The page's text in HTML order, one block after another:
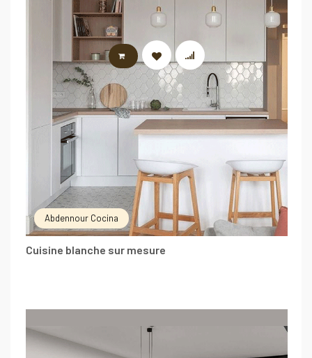
Abdennour Cocina
Cuisine blanche sur mesure
LIRE LA SUITE